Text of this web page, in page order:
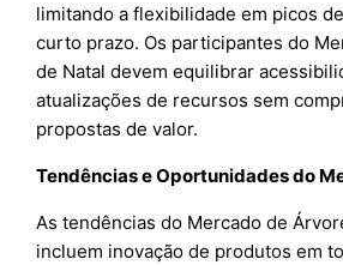
limitando a flexibilidade em picos
curto prazo. Os participantes do
de Natal devem equilibrar
atualizações de recursos sem
propostas de valor.
Tendências e Oportunidades do
As tendências do Mercado de
incluem inovação de produtos em